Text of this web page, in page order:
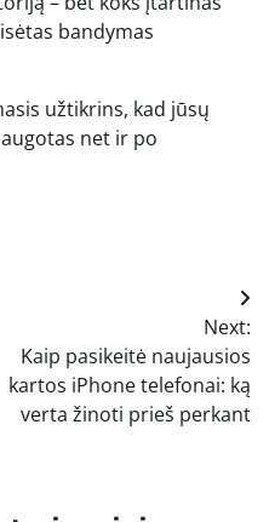
bandymas
užtikrins, kad jūsų
net ir po
Next:
Kaip pasikeitė naujausios
kartos iPhone telefonai: ką
verta žinoti prieš perkant